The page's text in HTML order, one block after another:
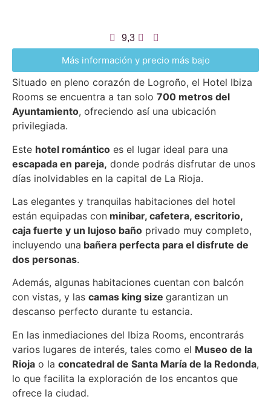
9,3
Más información y precio más bajo
Situado en pleno corazón de Logroño, el Hotel Ibiza
Rooms se encuentra a tan solo 700 metros del
Ayuntamiento, ofreciendo así una ubicación
privilegiada.
Este hotel romántico es el lugar ideal para una
escapada en pareja, donde podrás disfrutar de unos
días inolvidables en la capital de La Rioja.
Las elegantes y tranquilas habitaciones del hotel
están equipadas con minibar, cafetera, escritorio,
caja fuerte y un lujoso baño privado muy completo,
incluyendo una bañera perfecta para el disfrute de
dos personas.
Además, algunas habitaciones cuentan con balcón
con vistas, y las camas king size garantizan un
descanso perfecto durante tu estancia.
En las inmediaciones del Ibiza Rooms, encontrarás
varios lugares de interés, tales como el Museo de la
Rioja o la concatedral de Santa María de la Redonda,
lo que facilita la exploración de los encantos que
ofrece la ciudad.